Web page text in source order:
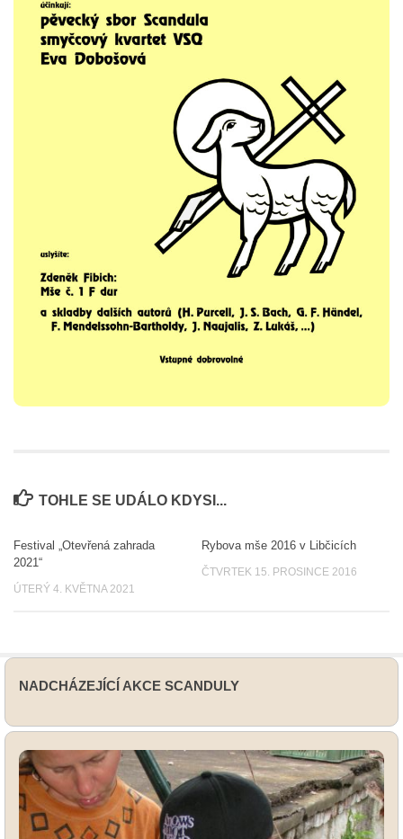
TOHLE SE UDÁLO KDYSI...
Festival „Otevřená zahrada
2021“
ÚTERÝ 4. KVĚTNA 2021
Rybova mše 2016 v Libčicích
ČTVRTEK 15. PROSINCE 2016
NADCHÁZEJÍCÍ AKCE SCANDULY